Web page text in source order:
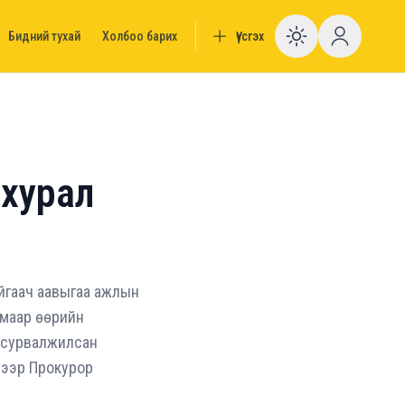
Бидний тухай Холбоо барих Үүсгэх Enable
аавыгаа ажлын
өөрийн
сурвалжилсан
Прокурор